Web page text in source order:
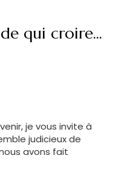
qui croire...
je vous invite à
judicieux de
avons fait